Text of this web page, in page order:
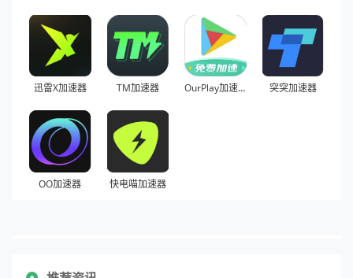
迅雷X加速器 TM加速器 OurPlay加速器 突突加速器
OO加速器 快电喵加速器